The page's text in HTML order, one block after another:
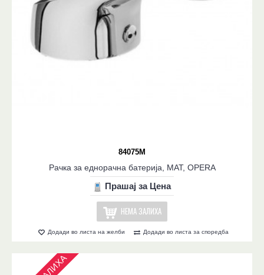
84075M
Рачка за еднорачна батерија, МАТ, OPERA
Прашај за Цена
НЕМА ЗАЛИХА
Додади во листа на желби Додади во листа за споредба